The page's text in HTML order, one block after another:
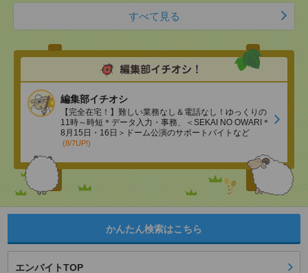
すべて見る
編集部イチオシ
【完全在宅！】難しい業務なし＆電話なし！ゆっくりの
11時～時短＊データ入力・事務、＜SEKAI NO OWARI＊
8月15日・16日＞ドーム公演のサポートバイトなど
(8/7UP!)
かんたん検索はこちら
エンバイトTOP